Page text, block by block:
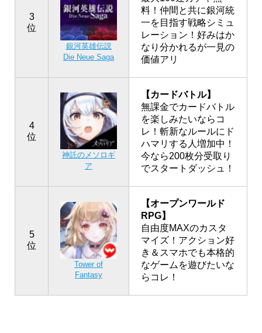
3
位
銀河英雄伝説
Die Neue Saga
料！仲間と共に銀河統
一を目指す戦略シミュ
レーション！好みはか
なり分かれるが一見の
価値アリ
4
位
神託のメソロギ
ア
【カードバトル】
無課金でカードバトル
を楽しみたいならコ
レ！斬新なルールにド
ハマリする人増加中！
今なら200枚分受取り
でスタートダッシュ！
5
位
Tower of
Fantasy
【オープンワールド
RPG】
自由度MAXのカスタ
マイズ！アクション好
き＆スマホでも本格的
なゲームを遊びたいな
らコレ！